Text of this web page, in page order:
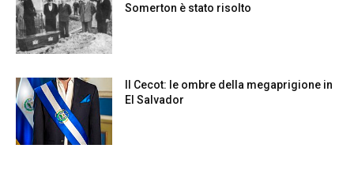
Somerton è stato risolto
Il Cecot: le ombre della megaprigione in
El Salvador